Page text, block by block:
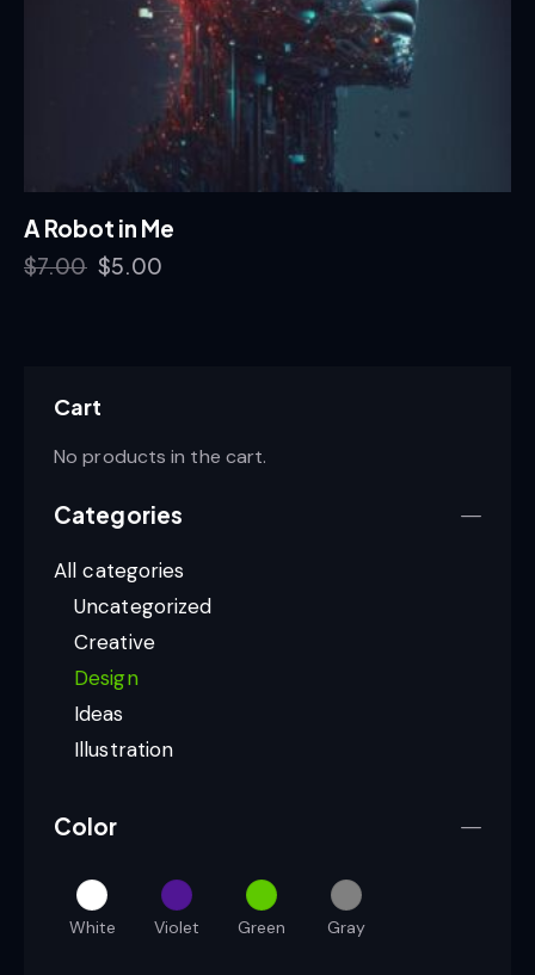
A Robot in Me
$7.00 $5.00
Cart
No products in the cart.
Categories
All categories
Uncategorized
Creative
Design
Ideas
Illustration
Color
White Violet Green Gray